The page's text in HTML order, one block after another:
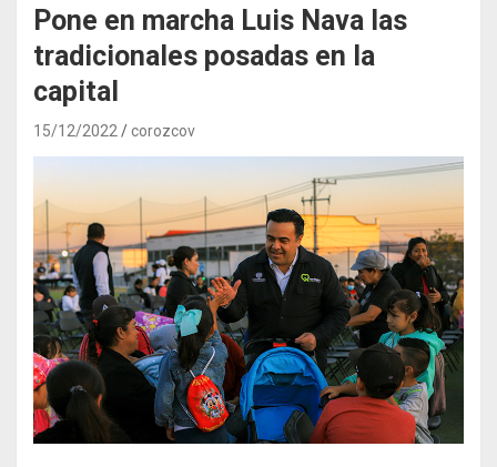
Pone en marcha Luis Nava las
tradicionales posadas en la
capital
15/12/2022 corozcov